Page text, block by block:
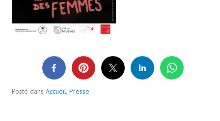
Posté dans Accueil, Presse